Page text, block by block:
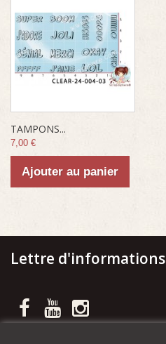
TAMPONS...
7,00 €
Ajouter au panier
Lettre d'informations